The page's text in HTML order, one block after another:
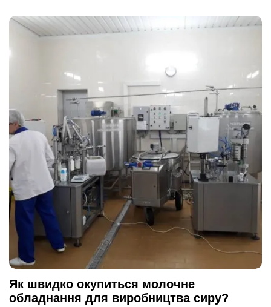
Як швидко окупиться молочне
обладнання для виробництва сиру?